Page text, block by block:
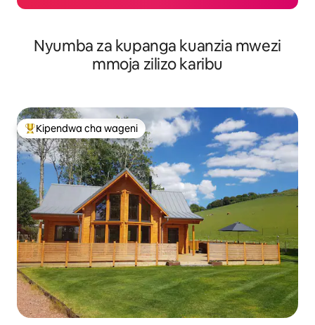
Nyumba za kupanga kuanzia mwezi
mmoja zilizo karibu
Kipendwa maarufu cha wageni
Kipendwa cha wageni